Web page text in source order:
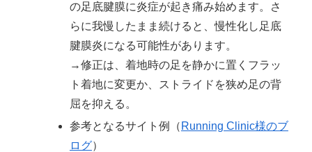
の足底腱膜に炎症が起き痛み始めます。さ
らに我慢したまま続けると、慢性化し足底
腱膜炎になる可能性があります。
→修正は、着地時の足を静かに置くフラッ
ト着地に変更か、ストライドを狭め足の背
屈を抑える。
参考となるサイト例（ Running Clinic様のブ
ログ）